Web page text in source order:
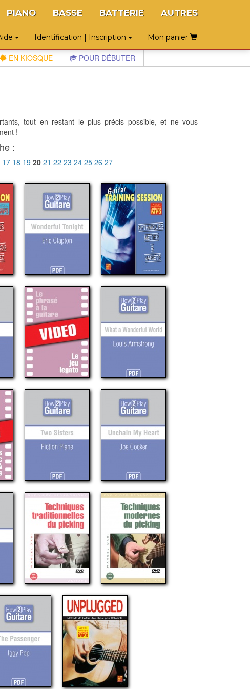
PIANO BASSE BATTERIE AUTRES
Identification | Inscription Mon panier
EN KIOSQUE POUR DÉBUTER
tout en restant le plus précis possible, et ne vous
!
:
17 18 19 20 21 22 23 24 25 26 27